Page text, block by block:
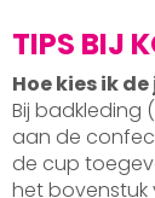
TIPS BIJ
Hoe kies ik
Bij badkleding
aan de
de cup
het bovenstuk